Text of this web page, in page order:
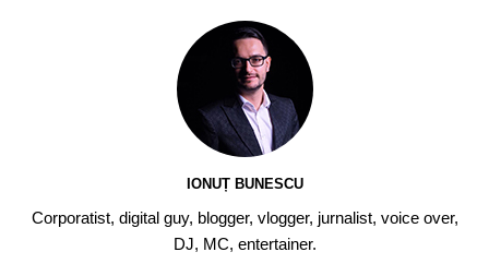
IONUȚ BUNESCU
Corporatist, digital guy, blogger, vlogger, jurnalist, voice over,
DJ, MC, entertainer.